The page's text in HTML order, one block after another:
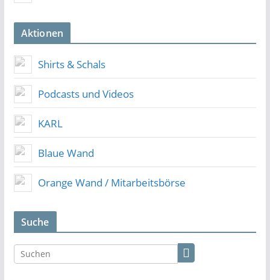
Aktionen
Shirts & Schals
Podcasts und Videos
KARL
Blaue Wand
Orange Wand / Mitarbeitsbörse
Suche